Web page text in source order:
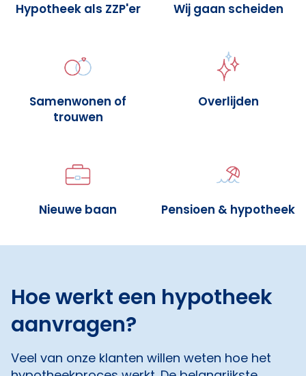
Hypotheek als ZZP'er Wij gaan scheiden
Samenwonen of
trouwen
Overlijden
Nieuwe baan Pensioen & hypotheek
Hoe werkt een hypotheek
aanvragen?
Veel van onze klanten willen weten hoe het